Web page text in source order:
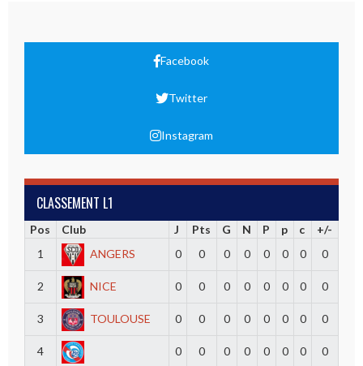
Facebook
Twitter
Instagram
CLASSEMENT L1
Pos Club J Pts G N P p c
+/-
1
ANGERS 0 0 0 0 0 0 0 0
2 NICE 0 0 0 0 0 0 0 0
3 TOULOUSE 0 0 0 0 0 0 0 0
4
0 0 0 0 0 0 0 0